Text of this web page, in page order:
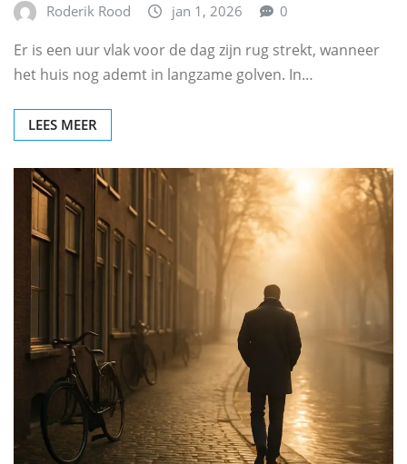
Roderik Rood jan 1, 2026 0
Er is een uur vlak voor de dag zijn rug strekt, wanneer
het huis nog ademt in langzame golven. In…
LEES MEER